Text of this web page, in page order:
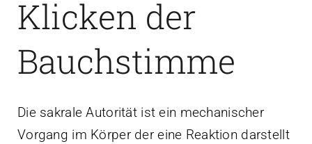
Klicken der
Bauchstimme
Die sakrale Autorität ist ein mechanischer
Vorgang im Körper der eine Reaktion darstellt